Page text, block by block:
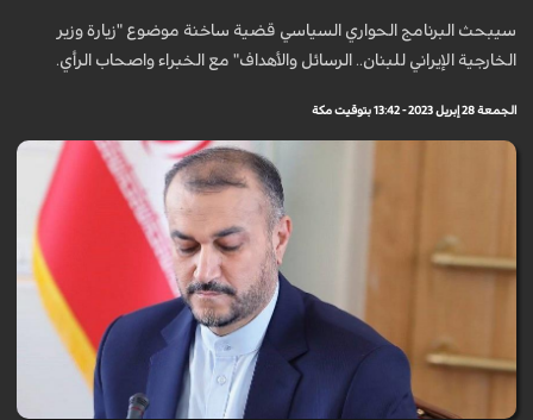
سيبحث البرنامج الحواري السياسي قضية ساخنة موضوع "زيارة وزير
الخارجية الإيراني للبنان.. الرسائل والأهداف" مع الخبراء واصحاب الرأي.
الجمعة 28 إبريل 2023 - 13:42 بتوقيت مكة